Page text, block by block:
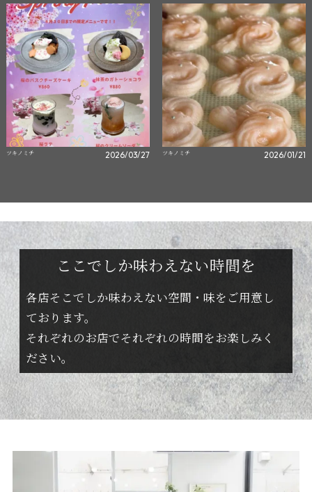
ツキノミチ 2026/03/27 ツキノミチ 2026/01/21
ここでしか味わえない時間を
各店そこでしか味わえない空間・味をご用意し
ております。
それぞれのお店でそれぞれの時間をお楽しみく
ださい。